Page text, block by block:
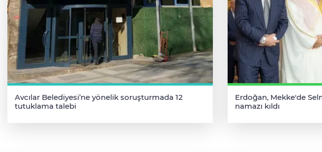
Avcılar Belediyesi’ne yönelik soruşturmada 12
tutuklama talebi
Erdoğan, Mekke'de
namazı kıldı